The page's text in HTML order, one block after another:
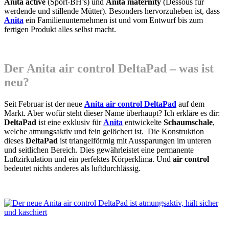
Anita active (Sport-BH’s) und Anita maternity (Dessous für
werdende und stillende Mütter). Besonders hervorzuheben ist, dass
Anita ein Familienunternehmen ist und vom Entwurf bis zum
fertigen Produkt alles selbst macht.
Der Anita air control DeltaPad – was ist
neu?
Seit Februar ist der neue Anita air control DeltaPad auf dem
Markt. Aber wofür steht dieser Name überhaupt? Ich erkläre es dir:
DeltaPad ist eine exklusiv für Anita entwickelte Schaumschale,
welche atmungsaktiv und fein gelöchert ist. Die Konstruktion
dieses DeltaPad ist triangelförmig mit Aussparungen im unteren
und seitlichen Bereich. Dies gewährleistet eine permanente
Luftzirkulation und ein perfektes Körperklima. Und air control
bedeutet nichts anderes als luftdurchlässig.